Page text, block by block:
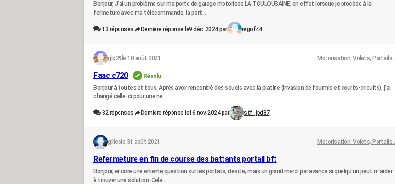
Bonjour, J'ai un problème sur ma porte de garage motorisée LA TOULOUSAINE, en effet lorsque je procède à la
fermeture avec ma télécommande, la port...
13 réponses Dernière réponse le9 déc. 2024 par regof44
glg29 le 10 août 2021 Motorisation: Volets, Portails..
Faac c720
Résolu
Bonjour à toutes et tous, Après avoir rencontré des soucis avec la platine (invasion de fourmis et courts-circuits), j'ai
changé celle-ci pour une ne...
32réponses Dernière réponse le16 nov. 2024 par stf_jpd87
gilles le 31 août 2021 Motorisation: Volets, Portails..
Refermeture en fin de course des battants portail bft
Bonjour, encore une énième question sur les portails, désolé, mais un grand merci par avance si quelqu'un peut m'aider
à trouver une solution. Cela...